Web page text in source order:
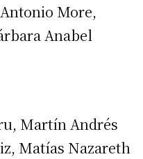
Antonio More,
Anabel
Martín Andrés
Matías Nazareth